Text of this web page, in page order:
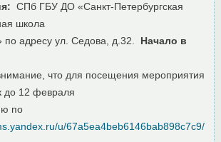
СПб ГБУ ДО «Санкт-Петербургская
школа
по адресу ул. Седова, д.32. Начало в
что для посещения мероприятия
до 12 февраля
по
u/67a5ea4beb6146bab898c7c9/